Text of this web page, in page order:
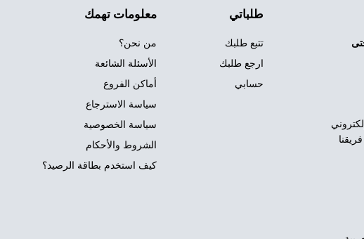
حتى
طلباتي
تتبع طلبك
ارجع طلبك
حسابي
معلومات تهمك
من نحن؟
الأسئلة الشائعة
أماكن الفروع
سياسة الاسترجاع
سياسة الخصوصية
الشروط والأحكام
كيف استخدم بطاقة الرصيد؟